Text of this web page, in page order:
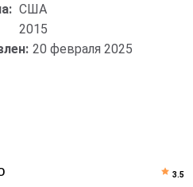
США
2015
20 февраля 2025
3.5